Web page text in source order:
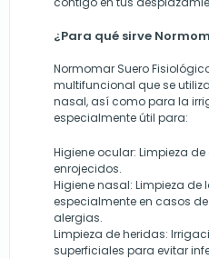
¿Para qué sirve
Normomar Suero
multifuncional que se
nasal, así como para la
especialmente útil para:
Higiene ocular: Limpieza
enrojecidos.
Higiene nasal: Limpieza de
especialmente en casos
alergias.
Limpieza de heridas:
superficiales para evitar